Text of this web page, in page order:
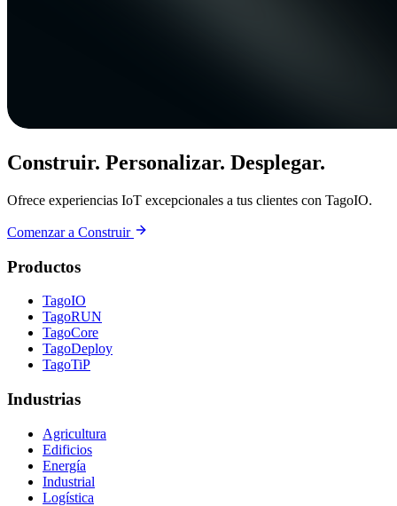
Construir. Personalizar. Desplegar.
Ofrece experiencias IoT excepcionales a tus clientes con TagoIO.
Comenzar a Construir
Productos
TagoIO
TagoRUN
TagoCore
TagoDeploy
TagoTiP
Industrias
Agricultura
Edificios
Energía
Industrial
Logística